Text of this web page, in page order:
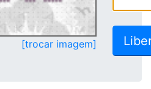
[trocar imagem]